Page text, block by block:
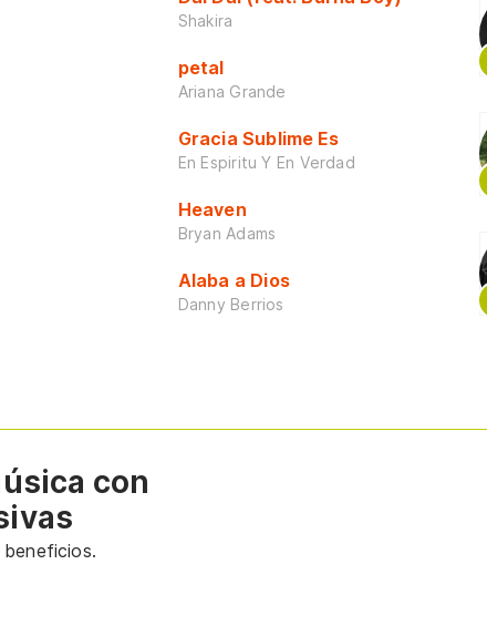
Shakira
petal
Ariana Grande
Gracia Sublime Es
En Espiritu Y En Verdad
Heaven
Bryan Adams
Alaba a Dios
Danny Berrios
con
beneficios.